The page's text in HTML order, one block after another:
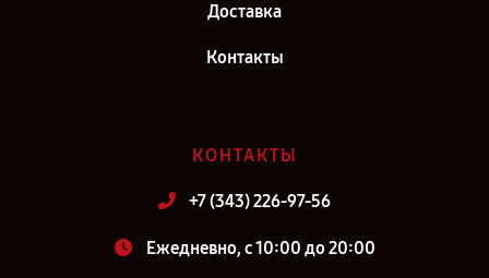
Доставка
Контакты
КОНТАКТЫ
+7 (343) 226-97-56
Ежедневно, с 10:00 до 20:00